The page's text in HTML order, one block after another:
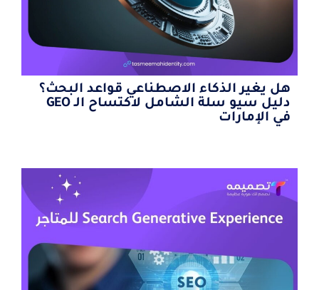
هل يغير الذكاء الاصطناعي قواعد البحث؟
دليل سيو سلة الشامل لاكتساح الـ GEO
في الإمارات